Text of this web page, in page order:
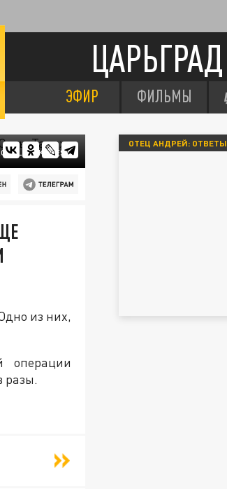
ЦАРЬГРАД
ЭФИР ФИЛЬМЫ
из них,
операции
разы.
ОТЕЦ АНДРЕЙ: ОТВЕТЫ